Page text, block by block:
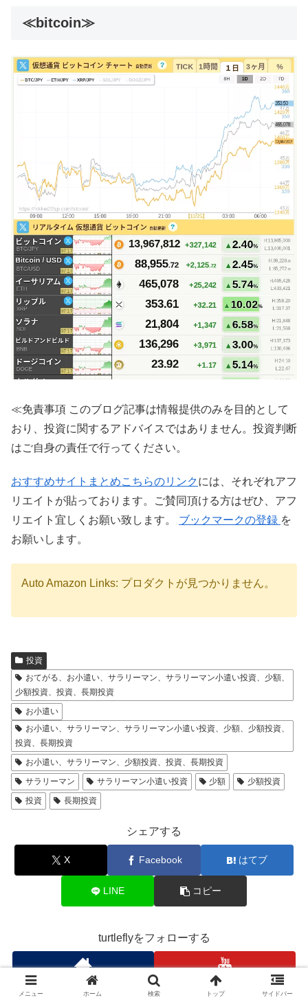
≪bitcoin≫
≪免責事項 このブログ記事は情報提供のみを目的として
おり、投資に関するアドバイスではありません。投資判断
はご自身の責任で行ってください。
おすすめサイトまとめこちらのリンクには、それぞれアフ
リエイトが貼っております。ご賛同頂ける方はぜひ、アフ
リエイト宜しくお願い致します。 ブックマークの登録 を
お願いします。
Auto Amazon Links: プロダクトが見つかりません。
投資
おてがる、お小遣い、サラリーマン、サラリーマン小遣い投資、少額、
少額投資、投資、長期投資
お小遣い
お小遣い、サラリーマン、サラリーマン小遣い投資、少額、少額投資、
投資、長期投資
お小遣い、サラリーマン、少額投資、投資、長期投資
サラリーマン
サラリーマン小遣い投資 少額
少額投資
投資
長期投資
シェアする
X Facebook はてブ
LINE コピー
turtleflyをフォローする
メニュー ホーム 検索 トップ サイドバー